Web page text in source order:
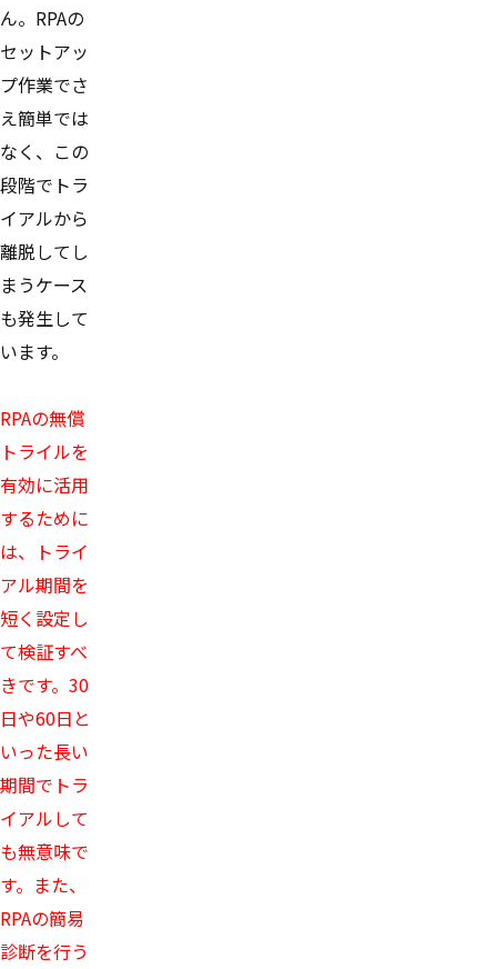
ん。RPAの
セットアッ
プ作業でさ
え簡単では
なく、この
段階でトラ
イアルから
離脱してし
まうケース
も発生して
います。
RPAの無償
トライルを
有効に活用
するために
は、トライ
アル期間を
短く設定し
て検証すべ
きです。30
日や60日と
いった長い
期間でトラ
イアルして
も無意味で
す。また、
RPAの簡易
診断を行う